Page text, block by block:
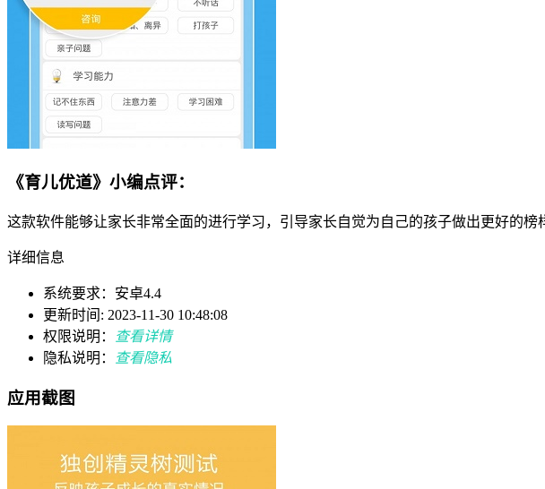
《育儿优道》小编点评：
这款软件能够让家长非常全面的进行学习，引导家长自觉为自己的孩子做出更好的
详细信息
系统要求：安卓4.4
更新时间: 2023-11-30 10:48:08
权限说明：
查看详情
隐私说明：
查看隐私
应用截图